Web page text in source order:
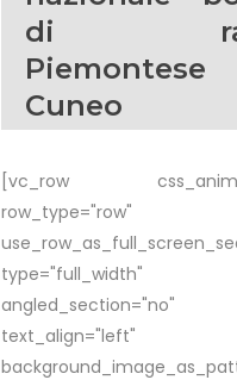
di
Cuneo
[vc_row
row_type="row"
type="full_width"
angled_section="no"
text_align="left"